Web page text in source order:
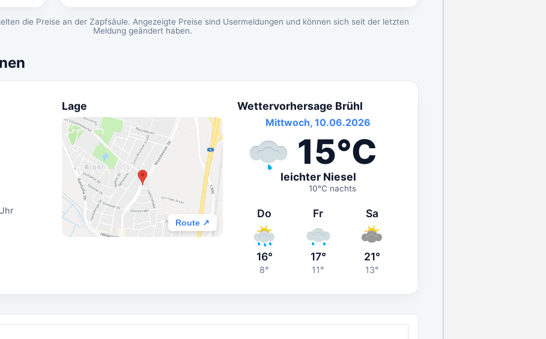
die Preise an der Zapfsäule. Angezeigte Preise sind Usermeldungen und können sich seit der letzten
Meldung geändert haben.
Lage
Route ↗
Wettervorhersage Brühl
Mittwoch, 10.06.2026
15°C
leichter Niesel
10°C nachts
Do
16°
8°
Fr
17°
11°
Sa
21°
13°